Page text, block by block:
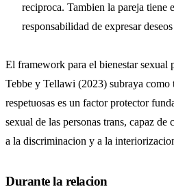
reciproca. Tambien la pareja tiene
responsabilidad de expresar
El framework para el bienestar sexual
Tebbe y Tellawi (2023) subraya como
respetuosas es un factor protector
sexual de las personas trans, capaz de
a la discriminacion y a la
Durante la relacion